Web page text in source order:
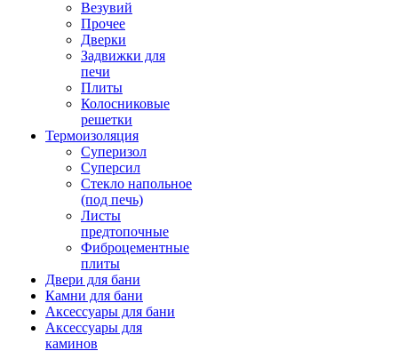
Везувий
Прочее
Дверки
Задвижки для
печи
Плиты
Колосниковые
решетки
Термоизоляция
Суперизол
Суперсил
Стекло напольное
(под печь)
Листы
предтопочные
Фиброцементные
плиты
Двери для бани
Камни для бани
Аксессуары для бани
Аксессуары для
каминов